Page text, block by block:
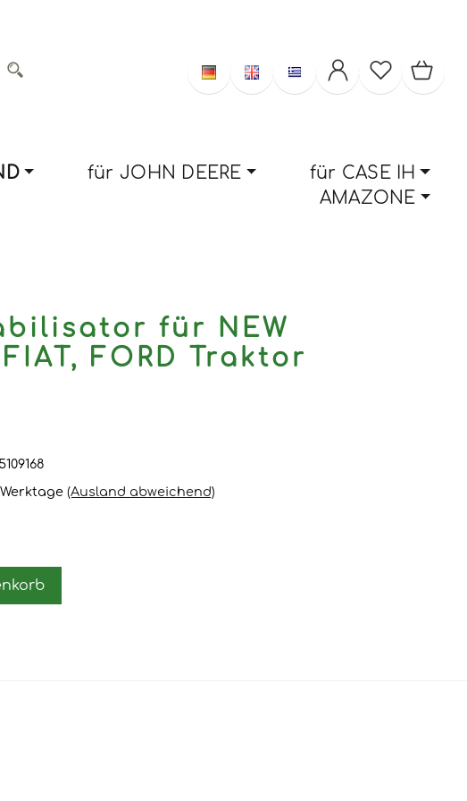
für JOHN DEERE
für CASE IH
AMAZONE
für NEW
FORD Traktor
Werktage (Ausland abweichend)